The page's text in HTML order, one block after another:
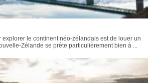
explorer le continent néo-zélandais est de louer un
Zélande se prête particulièrement bien à ...